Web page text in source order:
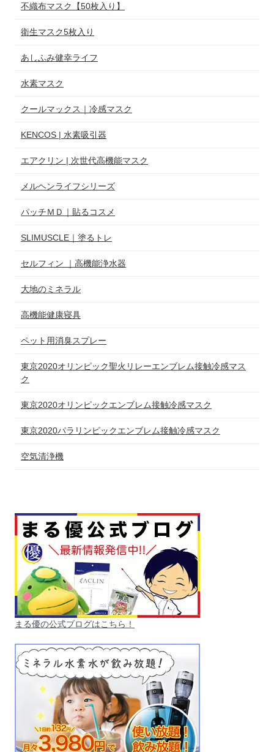
不織布マスク【50枚入り】
衛生マスク5枚入り
あしふみ健幸ライフ
水素マスク
クールマックス｜冷感マスク
KENCOS | 水素吸引器
エアクリン | 次世代高機能マスク
メルヘンライフシリーズ
パッチＭＤ｜貼るコスメ
SLIMUSCLE｜塗るトレ
セルフィン ｜高機能浄水器
大地のミネラル
高機能健康寝具
ペット用消臭スプレー
東京2020オリンピック聖火リレーエンブレム接触冷感マス
ク
東京2020オリンピックエンブレム接触冷感マスク
東京2020パラリンピックエンブレム接触冷感マスク
空気清浄機
まる優の公式ブログはこちら！